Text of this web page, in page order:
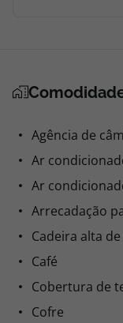
Agência de
Ar
Ar
Arrecadação
Cadeira alta
Café
Cobertura de
Cofre